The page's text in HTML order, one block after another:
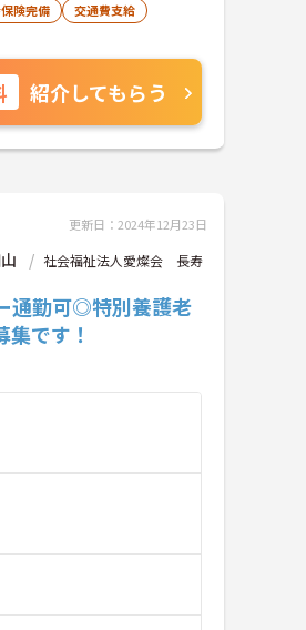
険完備
交通費支給
紹介してもらう
更新日：2024年12月23日
社会福祉法人愛燦会 長寿
通勤可◎特別養護老
です！